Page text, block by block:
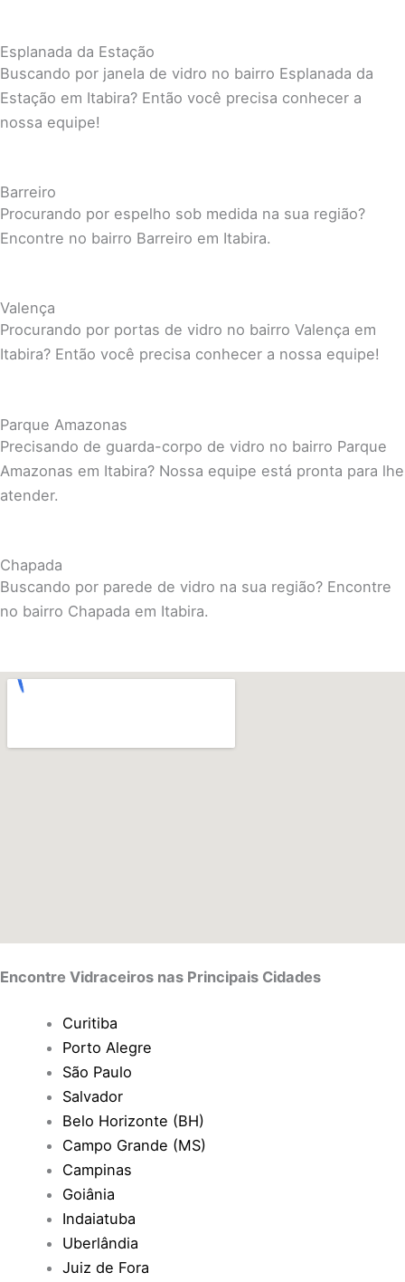
Esplanada da Estação
Buscando por janela de vidro no bairro Esplanada da
Estação em Itabira? Então você precisa conhecer a
nossa equipe!
Barreiro
Procurando por espelho sob medida na sua região?
Encontre no bairro Barreiro em Itabira.
Valença
Procurando por portas de vidro no bairro Valença em
Itabira? Então você precisa conhecer a nossa equipe!
Parque Amazonas
Precisando de guarda-corpo de vidro no bairro Parque
Amazonas em Itabira? Nossa equipe está pronta para lhe
atender.
Chapada
Buscando por parede de vidro na sua região? Encontre
no bairro Chapada em Itabira.
Encontre Vidraceiros nas Principais Cidades
Curitiba
Porto Alegre
São Paulo
Salvador
Belo Horizonte (BH)
Campo Grande (MS)
Campinas
Goiânia
Indaiatuba
Uberlândia
Juiz de Fora